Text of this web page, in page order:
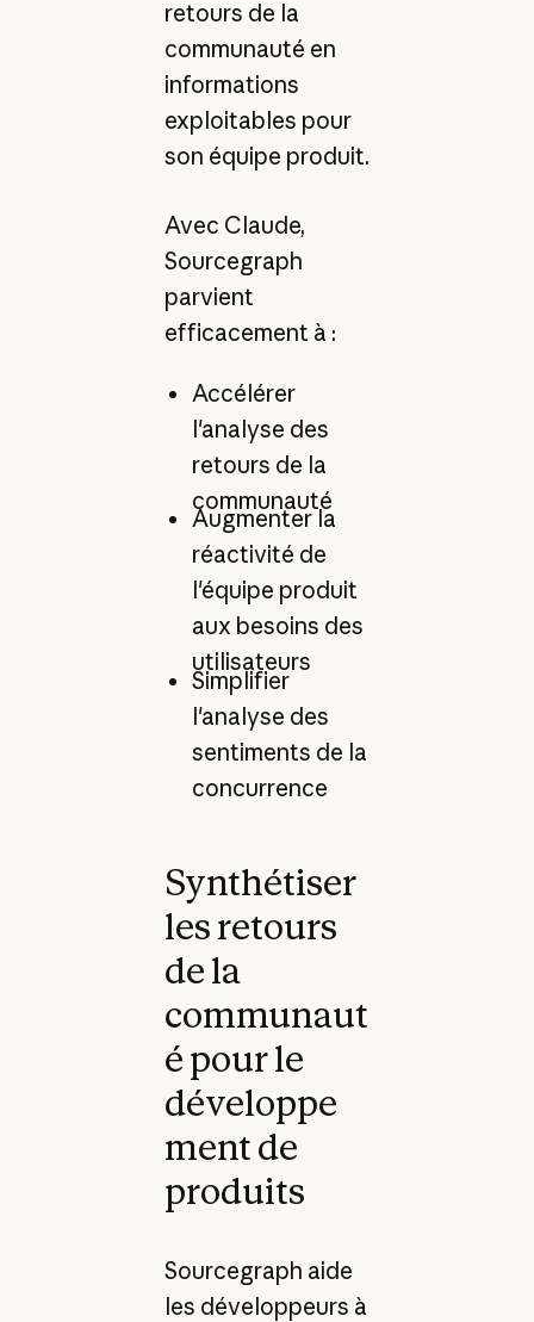
retours de la
communauté en
informations
exploitables pour
son équipe produit.
Avec Claude,
Sourcegraph
parvient
efficacement à :
Accélérer
l'analyse des
retours de la
communauté
Augmenter la
réactivité de
l'équipe produit
aux besoins des
utilisateurs
Simplifier
l'analyse des
sentiments de la
concurrence
Synthétiser
les retours
de la
communaut
é pour le
développe
ment de
produits
Sourcegraph aide
les développeurs à